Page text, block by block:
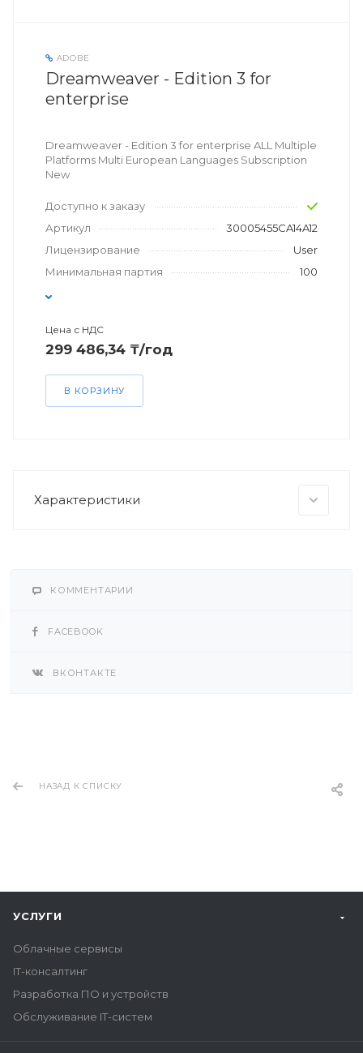
ADOBE
Dreamweaver - Edition 3 for
enterprise
Dreamweaver - Edition 3 for enterprise ALL Multiple
Platforms Multi European Languages Subscription
New
Доступно к заказу
Артикул
30005455CA14A12
Лицензирование
User
Минимальная партия
100
Цена с НДС
299 486,34 ₸/год
В КОРЗИНУ
Характеристики
КОММЕНТАРИИ
FACEBOOK
ВКОНТАКТЕ
НАЗАД К СПИСКУ
УСЛУГИ
Облачные сервисы
IT-консалтинг
Разработка ПО и устройств
Обслуживание IT-систем